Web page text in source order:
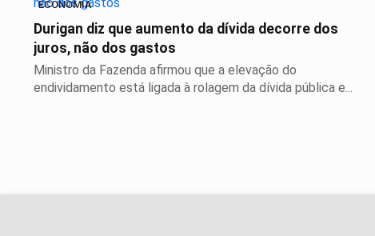
ECONOMIA
Durigan diz que aumento da dívida decorre dos
juros, não dos gastos
Ministro da Fazenda afirmou que a elevação do
endividamento está ligada à rolagem da dívida pública e...